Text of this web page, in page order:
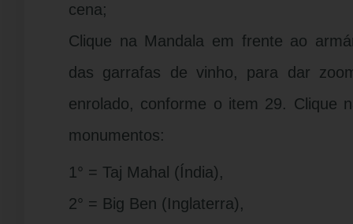
cena;
Clique na Mandala em frente ao
das garrafas de vinho, para dar
enrolado, conforme o item 29. Clique
monumentos:
1° = Taj Mahal (Índia),
2° = Big Ben (Inglaterra),